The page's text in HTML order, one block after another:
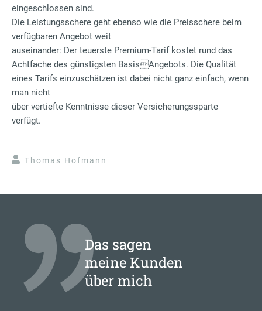
eingeschlossen sind.
Die Leistungsschere geht ebenso wie die Preisschere beim
verfügbaren Angebot weit
auseinander: Der teuerste Premium-Tarif kostet rund das
Achtfache des günstigsten BasisAngebots. Die Qualität
eines Tarifs einzuschätzen ist dabei nicht ganz einfach, wenn
man nicht
über vertiefte Kenntnisse dieser Versicherungssparte
verfügt.
Thomas Hofmann
Das sagen
meine Kunden
über mich